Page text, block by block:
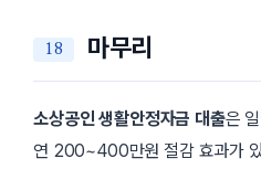
마무리
소상공인 생활안정자금 대출은
연 200~400만원 절감 효과가